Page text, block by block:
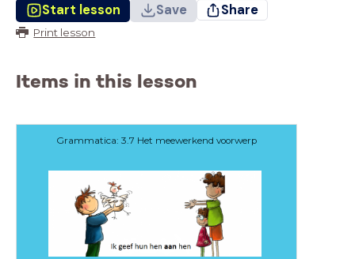
Start lesson Save Share
Print lesson
Items in this lesson
Grammatica: 3.7 Het meewerkend voorwerp